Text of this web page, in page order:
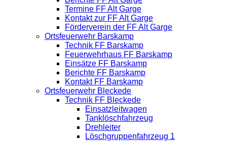
Termine FF Alt Garge
Kontakt zur FF Alt Garge
Förderverein der FF Alt Garge
Ortsfeuerwehr Barskamp
Technik FF Barskamp
Feuerwehrhaus FF Barskamp
Einsätze FF Barskamp
Berichte FF Barskamp
Kontakt FF Barskamp
Ortsfeuerwehr Bleckede
Technik FF Bleckede
Einsatzleitwagen
Tanklöschfahrzeug
Drehleiter
Löschgruppenfahrzeug 1